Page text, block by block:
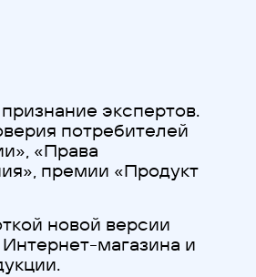
экспертов.
потребителей
«Права
премии «Продукт
новой версии
магазина и